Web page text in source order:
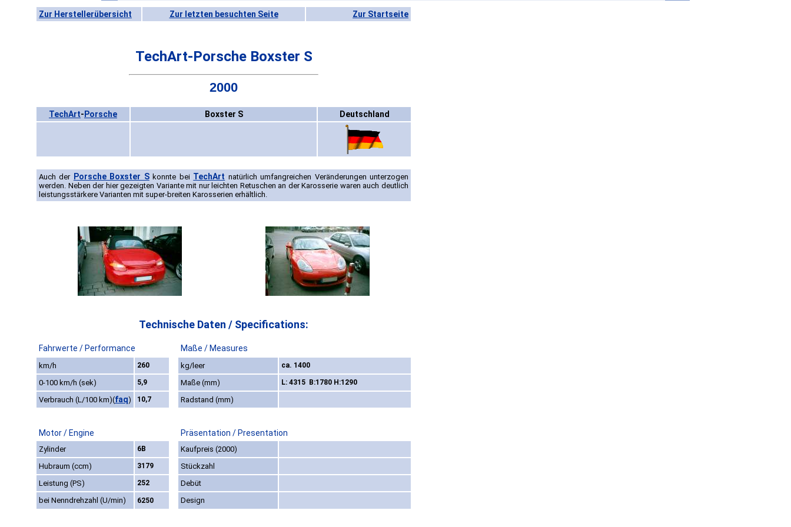
Zur Herstellerübersicht Zur letzten besuchten Seite Zur Startseite
TechArt-Porsche Boxster S
2000
TechArt- Porsche Boxster S Deutschland
Auch der Porsche Boxster Skonnte bei TechArt natürlich umfangreichen Veränderungen unterzogen
werden. Neben der hier gezeigten Variante mit nur leichten Retuschen an der Karosserie waren auch deutlich
leistungsstärkere Varianten mit super-breiten Karosserien erhältlich.
Technische Daten / Specifications:
Fahrwerte / Performance Maße / Measures
km/h 260 kg/leer ca. 1400
0-100 km/h (sek) 5,9 Maße (mm) L: 4315 B:1780 H:1290
Verbrauch (L/100 km)(faq) 10,7 Radstand (mm)
Motor / Engine Präsentation / Presentation
Zylinder 6B
Kaufpreis (2000)
Hubraum (ccm)
3179
Stückzahl
Leistung (PS)
252
Debüt
bei Nenndrehzahl (U/min)
6250 Design